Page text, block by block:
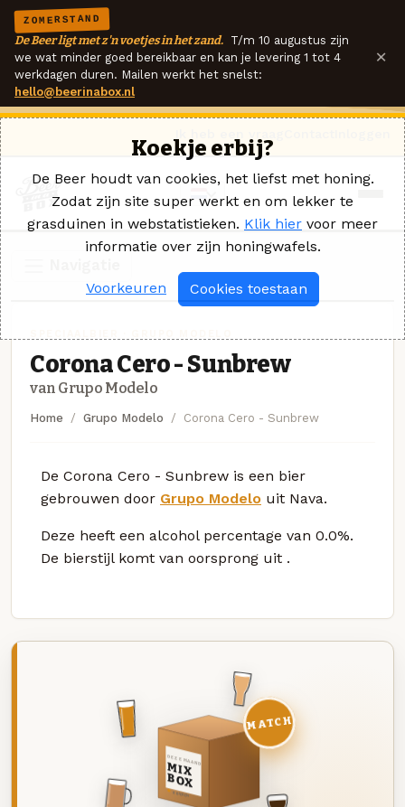
ZOMERSTAND
De Beer ligt met z'n voetjes in het zand. T/m 10 augustus zijn
we wat minder goed bereikbaar en kan je levering 1 tot 4
werkdagen duren. Mailen werkt het snelst:
hello@beerinabox.nl
×
Corona Cero - Sunbrew
van Grupo Modelo
Home Grupo Modelo Corona Cero - Sunbrew
De Corona Cero - Sunbrew is een bier
gebrouwen door Grupo Modelo uit Nava.
Deze heeft een alcohol percentage van 0.0%.
De bierstijl komt van oorsprong uit .
DEZE MAAND
MIX
BOX
8 BIEREN
MATCH
Koekje erbij?
De Beer houdt van cookies, het liefst met honing.
Zodat zijn site super werkt en om lekker te
grasduinen in webstatistieken. Klik hier voor meer
informatie over zijn honingwafels.
Voorkeuren Cookies toestaan